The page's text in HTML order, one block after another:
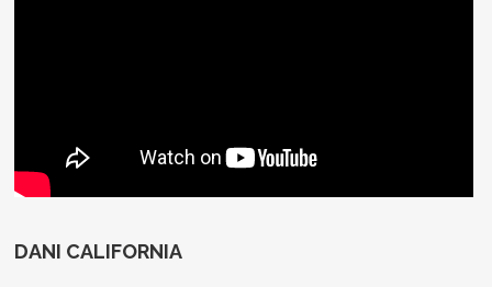
DANI CALIFORNIA